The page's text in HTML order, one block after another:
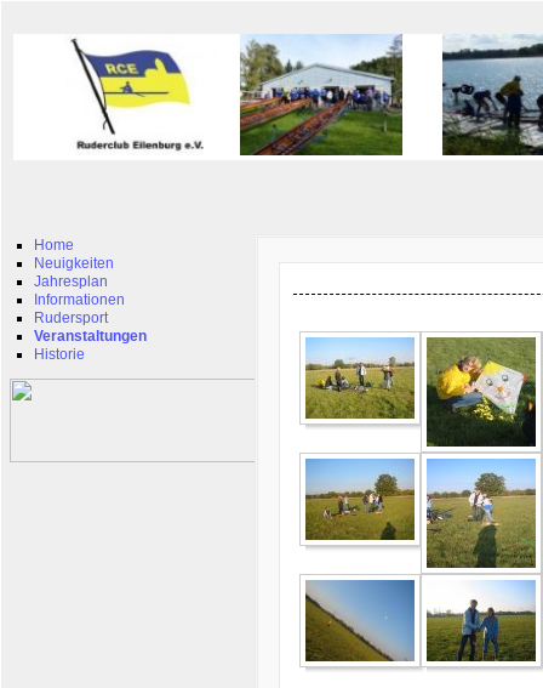
Home
Neuigkeiten
Jahresplan
Informationen
Rudersport
Veranstaltungen
Historie